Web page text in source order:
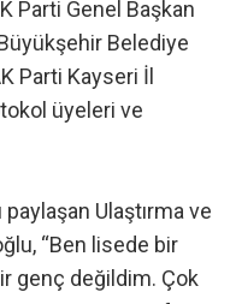
Parti Genel Başkan
Belediye
Parti Kayseri İl
üyeleri ve
paylaşan Ulaştırma ve
“Ben lisede bir
genç değildim. Çok